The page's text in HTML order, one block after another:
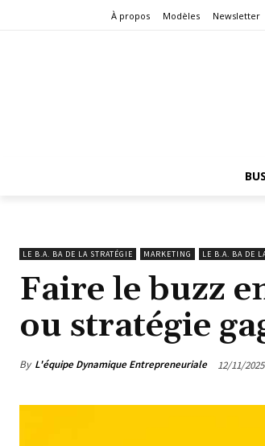
À propos Modèles Newsletter
LE B.A. BA DE LA STRATÉGIE MARKETING LE B.A. BA DE
Faire le buzz
ou stratégie
By L'équipe Dynamique Entrepreneuriale 12/11/2025